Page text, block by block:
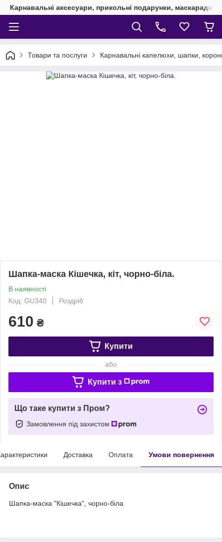
Карнавальні аксесуари, прикольні подарунки, маскарадні
Товари та послуги Карнавальні капелюхи, шапки,
Шапка-маска Кішечка, кіт, чорно-біла.
В наявності
Код: GU340
Роздріб
610 ₴
Купити
або
Купити з
Що таке купити з Пром?
Замовлення під захистом
Доставка Оплата Умови повернення
Опис
Шапка-маска "Кішечка", чорно-біла